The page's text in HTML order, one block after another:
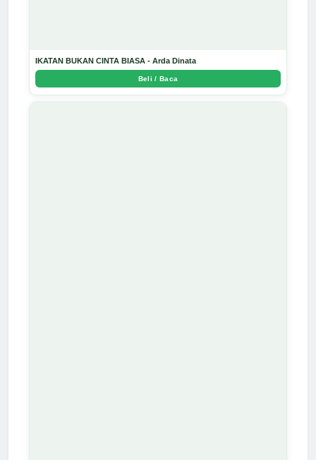
IKATAN BUKAN CINTA BIASA - Arda Dinata
Beli / Baca